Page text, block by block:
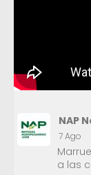
NAP
7 Ago
a las